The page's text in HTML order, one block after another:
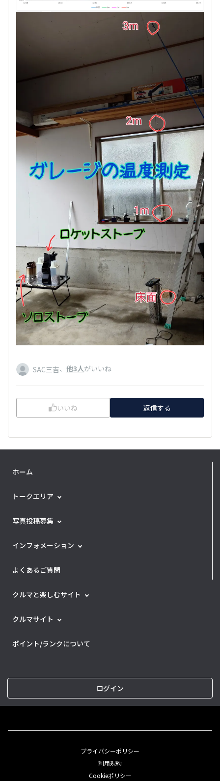
SAC三吉、 他3人がいいね
いいね 返信する
ホーム
トークエリア
写真投稿募集
インフォメーション
よくあるご質問
クルマと楽しむサイト
クルマサイト
ポイント/ランクについて
ログイン
プライバシーポリシー
利用規約
Cookieポリシー